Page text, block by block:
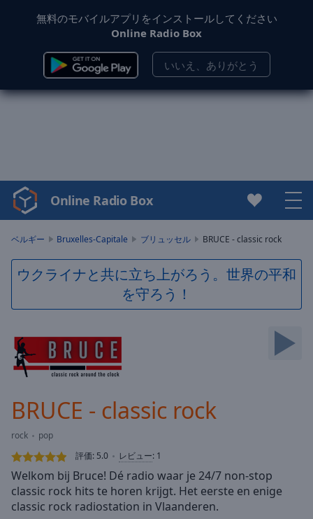
無料のモバイルアプリをインストールしてください
Online Radio Box
いいえ、ありがとう
Video
Player
Play
Video
Skip
Skip
Forward
Mute
Current
Loaded :
0.00%
Stream
TypeLIVE
Seek to
Online Radio Box
ベルギー Bruxelles-Capitale ブリュッセル BRUCE - classic rock
ウクライナと共に立ち上がろう。世界の平和
を守ろう！
BRUCE - classic rock
rock
pop
評価: 5.0 レビュー: 1
Welkom bij Bruce! Dé radio waar je 24/7 non-stop
classic rock hits te horen krijgt. Het eerste en enige
classic rock radiostation in Vlaanderen.